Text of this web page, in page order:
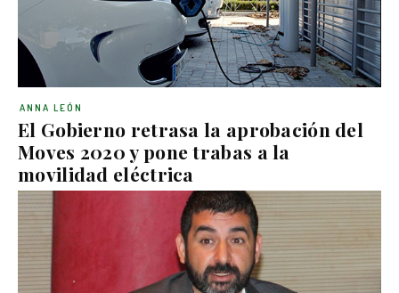
El Gobierno retrasa la aprobación del
Moves 2020 y pone trabas a la
movilidad eléctrica
ANNA LEÓN